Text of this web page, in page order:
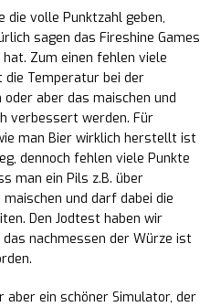
die volle Punktzahl geben,
sagen das Fireshine Games
Zum einen fehlen viele
die Temperatur bei der
aber das maischen und
verbessert werden. Für
man Bier wirklich herstellt ist
dennoch fehlen viele Punkte
man ein Pils z.B. über
und darf dabei die
Den Jodtest haben wir
nachmessen der Würze ist
ein schöner Simulator, der